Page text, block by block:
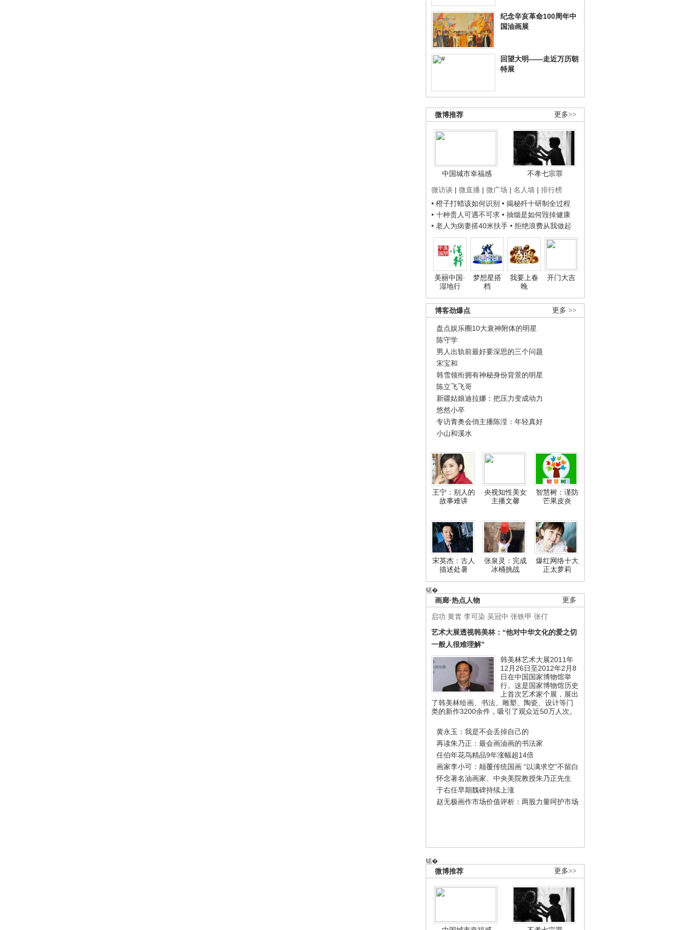
纪念辛亥革命100周年中
国油画展
回望大明——走近万历朝
特展
更多>>
微博推荐
中国城市幸福感
不孝七宗罪
微访谈 | 微直播 | 微广场 | 名人墙 | 排行榜
• 橙子打蜡该如何识别 • 揭秘歼十研制全过程
• 十种贵人可遇不可求 • 抽烟是如何毁掉健康
• 老人为病妻搭40米扶手 • 拒绝浪费从我做起
美丽中国·
湿地行
梦想星搭
档
我要上春
晚
开门大吉
更多 >>
博客劲爆点
盘点娱乐圈10大衰神附体的明星
陈守学
男人出轨前最好要深思的三个问题
宋宝和
韩雪领衔拥有神秘身份背景的明星
陈立飞飞哥
新疆姑娘迪拉娜：把压力变成动力
悠然小卒
专访青奥会俏主播陈滢：年轻真好
小山和溪水
王宁：别人的
故事难讲
央视知性美女
主播文馨
智慧树：谨防
芒果皮炎
宋英杰：古人
描述处暑
张泉灵：完成
冰桶挑战
爆红网络十大
正太萝莉
锘�
更多
画廊·热点人物
启功 黄胄 李可染 吴冠中 张铁甲 张仃
艺术大展透视韩美林：“他对中华文化的爱之切
一般人很难理解”
韩美林艺术大展2011年
12月26日至2012年2月8
日在中国国家博物馆举
行。这是国家博物馆历史
上首次艺术家个展，展出
了韩美林绘画、书法、雕塑、陶瓷、设计等门
类的新作3200余件，吸引了观众近50万人次。
黄永玉：我是不会丢掉自己的
再读朱乃正：最会画油画的书法家
任伯年花鸟精品9年涨幅超14倍
画家李小可：颠覆传统国画 “以满求空”不留白
怀念著名油画家、中央美院教授朱乃正先生
于右任早期魏碑持续上涨
赵无极画作市场价值评析：两股力量呵护市场
锘�
更多>>
微博推荐